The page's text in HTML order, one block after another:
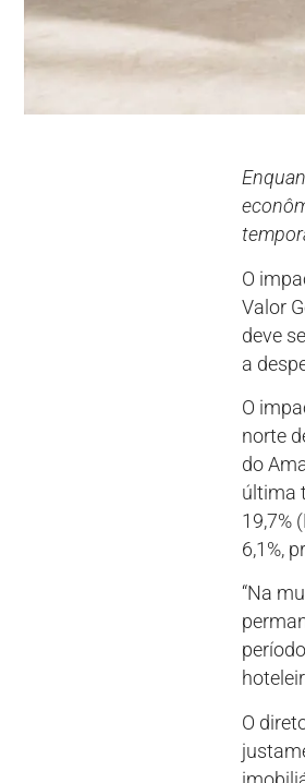
O
Valor
deve
a
O
norte
do
última
19,7%
6,1%,
“Na
O